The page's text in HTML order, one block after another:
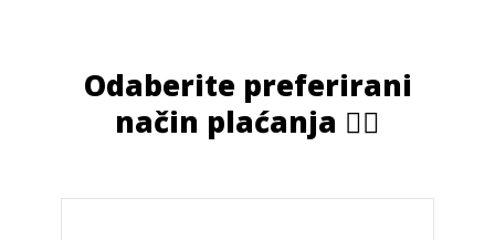
Odaberite preferirani
način plaćanja 👇🏻